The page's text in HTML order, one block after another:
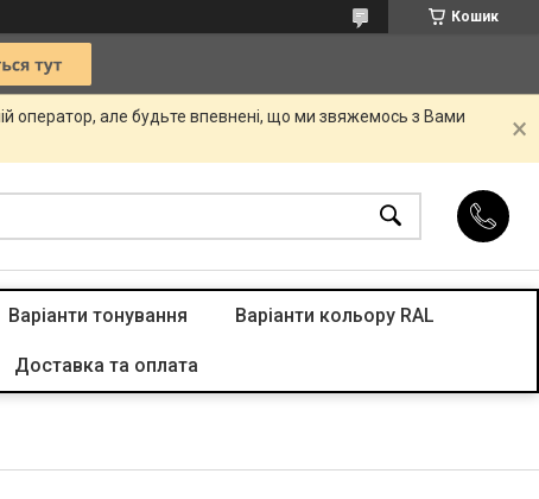
Кошик
оператор, але будьте впевнені, що ми звяжемось з Вами
Варіанти тонування Варіанти кольору RAL
Доставка та оплата